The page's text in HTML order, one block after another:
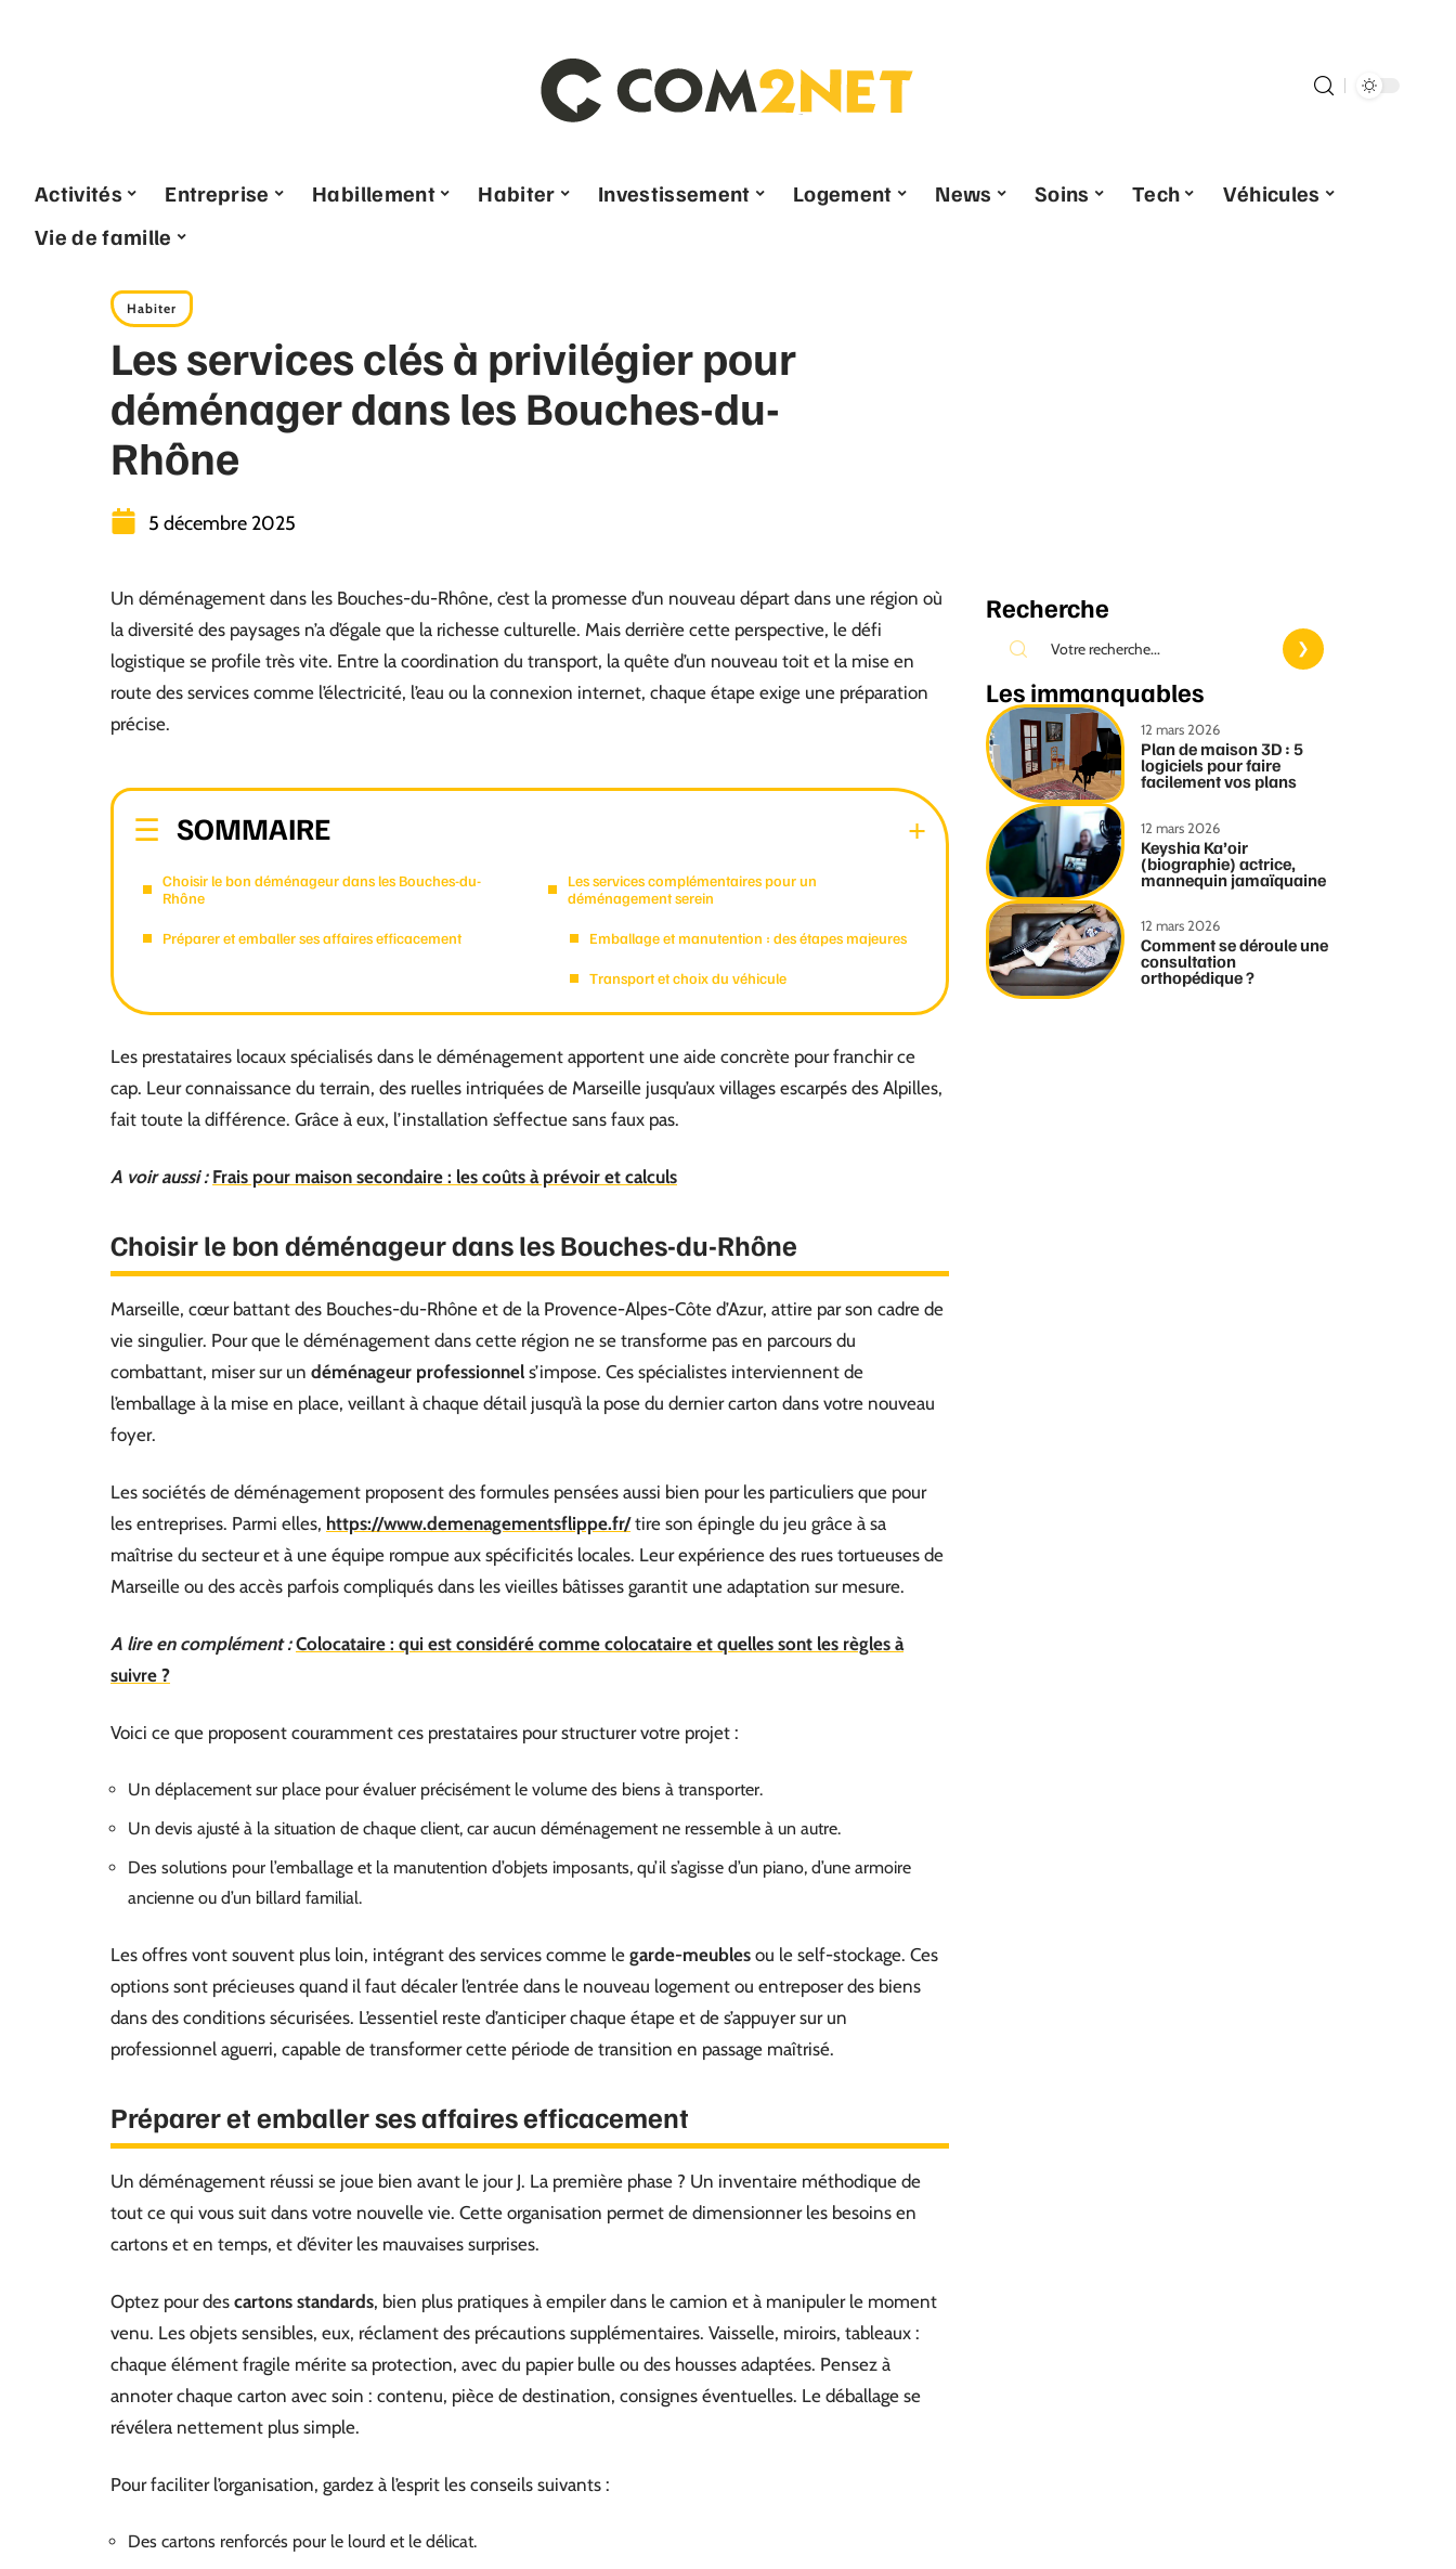
Activités Entreprise Habillement Habiter Investissement Logement News Soins Tech
Véhicules
Vie de famille
Habiter
Les services clés à privilégier pour
déménager dans les Bouches-du-
Rhône
5 décembre 2025
Un déménagement dans les Bouches-du-Rhône, c’est la promesse d’un nouveau départ dans une région où
la diversité des paysages n’a d’égale que la richesse culturelle. Mais derrière cette perspective, le défi
logistique se profile très vite. Entre la coordination du transport, la quête d’un nouveau toit et la mise en
route des services comme l’électricité, l’eau ou la connexion internet, chaque étape exige une préparation
précise.
SOMMAIRE
Choisir le bon déménageur dans les Bouches-du-
Rhône
Préparer et emballer ses affaires efficacement
Les services complémentaires pour un
déménagement serein
Emballage et manutention : des étapes majeures
Transport et choix du véhicule
Les prestataires locaux spécialisés dans le déménagement apportent une aide concrète pour franchir ce
cap. Leur connaissance du terrain, des ruelles intriquées de Marseille jusqu’aux villages escarpés des Alpilles,
fait toute la différence. Grâce à eux, l’installation s’effectue sans faux pas.
A voir aussi : Frais pour maison secondaire : les coûts à prévoir et calculs
Choisir le bon déménageur dans les Bouches-du-Rhône
Marseille, cœur battant des Bouches-du-Rhône et de la Provence-Alpes-Côte d’Azur, attire par son cadre de
vie singulier. Pour que le déménagement dans cette région ne se transforme pas en parcours du
combattant, miser sur un déménageur professionnel s’impose. Ces spécialistes interviennent de
l’emballage à la mise en place, veillant à chaque détail jusqu’à la pose du dernier carton dans votre nouveau
foyer.
Les sociétés de déménagement proposent des formules pensées aussi bien pour les particuliers que pour
les entreprises. Parmi elles, https://www.demenagementsflippe.fr/tire son épingle du jeu grâce à sa
maîtrise du secteur et à une équipe rompue aux spécificités locales. Leur expérience des rues tortueuses de
Marseille ou des accès parfois compliqués dans les vieilles bâtisses garantit une adaptation sur mesure.
A lire en complément : Colocataire : qui est considéré comme colocataire et quelles sont les règles à
suivre ?
Voici ce que proposent couramment ces prestataires pour structurer votre projet :
Un déplacement sur place pour évaluer précisément le volume des biens à transporter.
Un devis ajusté à la situation de chaque client, car aucun déménagement ne ressemble à un autre.
Des solutions pour l’emballage et la manutention d’objets imposants, qu’il s’agisse d’un piano, d’une armoire
ancienne ou d’un billard familial.
Les offres vont souvent plus loin, intégrant des services comme le garde-meubles ou le self-stockage. Ces
options sont précieuses quand il faut décaler l’entrée dans le nouveau logement ou entreposer des biens
dans des conditions sécurisées. L’essentiel reste d’anticiper chaque étape et de s’appuyer sur un
professionnel aguerri, capable de transformer cette période de transition en passage maîtrisé.
Préparer et emballer ses affaires efficacement
Un déménagement réussi se joue bien avant le jour J. La première phase ? Un inventaire méthodique de
tout ce qui vous suit dans votre nouvelle vie. Cette organisation permet de dimensionner les besoins en
cartons et en temps, et d’éviter les mauvaises surprises.
Optez pour des cartons standards, bien plus pratiques à empiler dans le camion et à manipuler le moment
venu. Les objets sensibles, eux, réclament des précautions supplémentaires. Vaisselle, miroirs, tableaux :
chaque élément fragile mérite sa protection, avec du papier bulle ou des housses adaptées. Pensez à
annoter chaque carton avec soin : contenu, pièce de destination, consignes éventuelles. Le déballage se
révélera nettement plus simple.
Pour faciliter l’organisation, gardez à l’esprit les conseils suivants :
Des cartons renforcés pour le lourd et le délicat.
Recherche
Les immanquables
12 mars 2026
Plan de maison 3D : 5
logiciels pour faire
facilement vos plans
12 mars 2026
Keyshia Ka’oir
(biographie) actrice,
mannequin jamaïquaine
12 mars 2026
Comment se déroule une
consultation
orthopédique ?